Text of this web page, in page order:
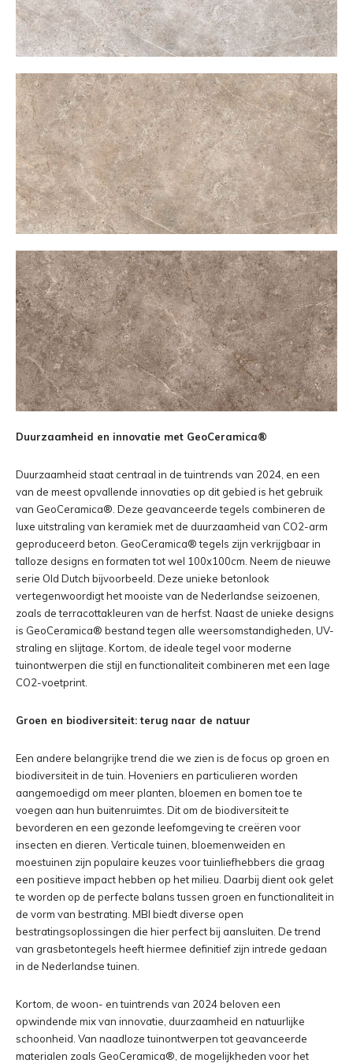
Duurzaamheid en innovatie met GeoCeramica®
Duurzaamheid staat centraal in de tuintrends van 2024, en een
van de meest opvallende innovaties op dit gebied is het gebruik
van GeoCeramica®. Deze geavanceerde tegels combineren de
luxe uitstraling van keramiek met de duurzaamheid van CO2-arm
geproduceerd beton. GeoCeramica® tegels zijn verkrijgbaar in
talloze designs en formaten tot wel 100x100cm. Neem de nieuwe
serie Old Dutch bijvoorbeeld. Deze unieke betonlook
vertegenwoordigt het mooiste van de Nederlandse seizoenen,
zoals de terracottakleuren van de herfst. Naast de unieke designs
is GeoCeramica® bestand tegen alle weersomstandigheden, UV-
straling en slijtage. Kortom, de ideale tegel voor moderne
tuinontwerpen die stijl en functionaliteit combineren met een lage
CO2-voetprint.
Groen en biodiversiteit: terug naar de natuur
Een andere belangrijke trend die we zien is de focus op groen en
biodiversiteit in de tuin. Hoveniers en particulieren worden
aangemoedigd om meer planten, bloemen en bomen toe te
voegen aan hun buitenruimtes. Dit om de biodiversiteit te
bevorderen en een gezonde leefomgeving te creëren voor
insecten en dieren. Verticale tuinen, bloemenweiden en
moestuinen zijn populaire keuzes voor tuinliefhebbers die graag
een positieve impact hebben op het milieu. Daarbij dient ook gelet
te worden op de perfecte balans tussen groen en functionaliteit in
de vorm van bestrating. MBI biedt diverse open
bestratingsoplossingen die hier perfect bij aansluiten. De trend
van grasbetontegels heeft hiermee definitief zijn intrede gedaan
in de Nederlandse tuinen.
Kortom, de woon- en tuintrends van 2024 beloven een
opwindende mix van innovatie, duurzaamheid en natuurlijke
schoonheid. Van naadloze tuinontwerpen tot geavanceerde
materialen zoals GeoCeramica®, de mogelijkheden voor het